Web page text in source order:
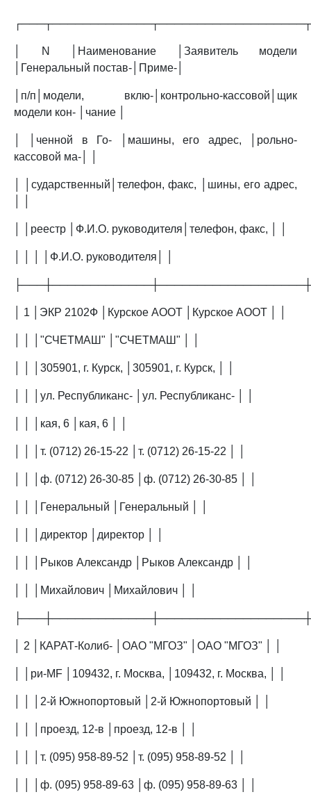
│ N │Наименование │Заявитель модели
│Генеральный постав-│Приме-│
│п/п│модели, вклю-│контрольно-кассовой│щик
модели кон- │чание │
│ │ченной в Го- │машины, его адрес, │рольно-
кассовой ма-│ │
│ │сударственный│телефон, факс, │шины, его адрес,
│ │реестр │Ф.И.О. руководителя│телефон, факс, │ │
│ │ │ │Ф.И.О. руководителя│ │
│ 1 │ЭКР 2102Ф │Курское АООТ │Курское АООТ │ │
│ │ │"СЧЕТМАШ" │"СЧЕТМАШ" │ │
│ │ │305901, г. Курск, │305901, г. Курск, │ │
│ │ │ул. Республиканс- │ул. Республиканс- │ │
│ │ │кая, 6 │кая, 6 │ │
│ │ │т. (0712) 26-15-22 │т. (0712) 26-15-22 │ │
│ │ │ф. (0712) 26-30-85 │ф. (0712) 26-30-85 │ │
│ │ │Генеральный │Генеральный │ │
│ │ │директор │директор │ │
│ │ │Рыков Александр │Рыков Александр │ │
│ │ │Михайлович │Михайлович │ │
│ 2 │КАРАТ-Колиб- │ОАО "МГОЗ" │ОАО "МГОЗ" │ │
│ │ри-MF │109432, г. Москва, │109432, г. Москва, │ │
│ │ │2-й Южнопортовый │2-й Южнопортовый │ │
│ │ │проезд, 12-в │проезд, 12-в │ │
│ │ │т. (095) 958-89-52 │т. (095) 958-89-52 │ │
│ │ │ф. (095) 958-89-63 │ф. (095) 958-89-63 │ │